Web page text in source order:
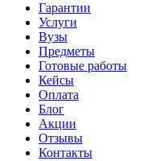
Гарантии
Услуги
Вузы
Предметы
Готовые работы
Кейсы
Оплата
Блог
Акции
Отзывы
Контакты